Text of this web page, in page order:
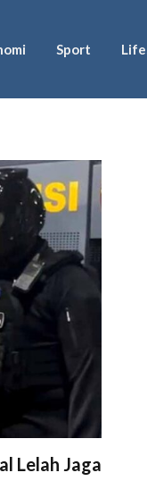
Sport
Lelah Jaga